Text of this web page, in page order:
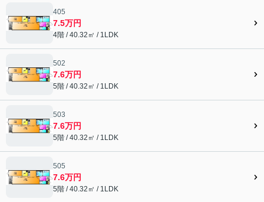
405
7.5万円
4階 / 40.32㎡ / 1LDK
502
7.6万円
5階 / 40.32㎡ / 1LDK
503
7.6万円
5階 / 40.32㎡ / 1LDK
505
7.6万円
5階 / 40.32㎡ / 1LDK